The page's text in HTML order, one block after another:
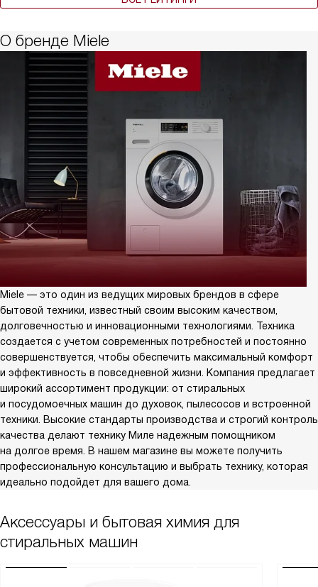
О бренде Miele
Miele — это один из ведущих мировых брендов в сфере
бытовой техники, известный своим высоким качеством,
долговечностью и инновационными технологиями. Техника
создается с учетом современных потребностей и постоянно
совершенствуется, чтобы обеспечить максимальный комфорт
и эффективность в повседневной жизни. Компания предлагает
широкий ассортимент продукции: от стиральных
и посудомоечных машин до духовок, пылесосов и встроенной
техники. Высокие стандарты производства и строгий контроль
качества делают технику Миле надежным помощником
на долгое время. В нашем магазине вы можете получить
профессиональную консультацию и выбрать технику, которая
идеально подойдет для вашего дома.
Аксессуары и бытовая химия для
стиральных машин